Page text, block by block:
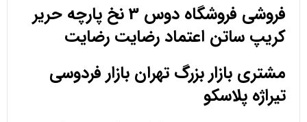
فروشی فروشگاه دوس 3 نخ پارچه حریر
کریپ ساتن اعتماد رضایت رضایت
مشتری بازار بزرگ تهران بازار فردوسی
تیراژه پلاسکو